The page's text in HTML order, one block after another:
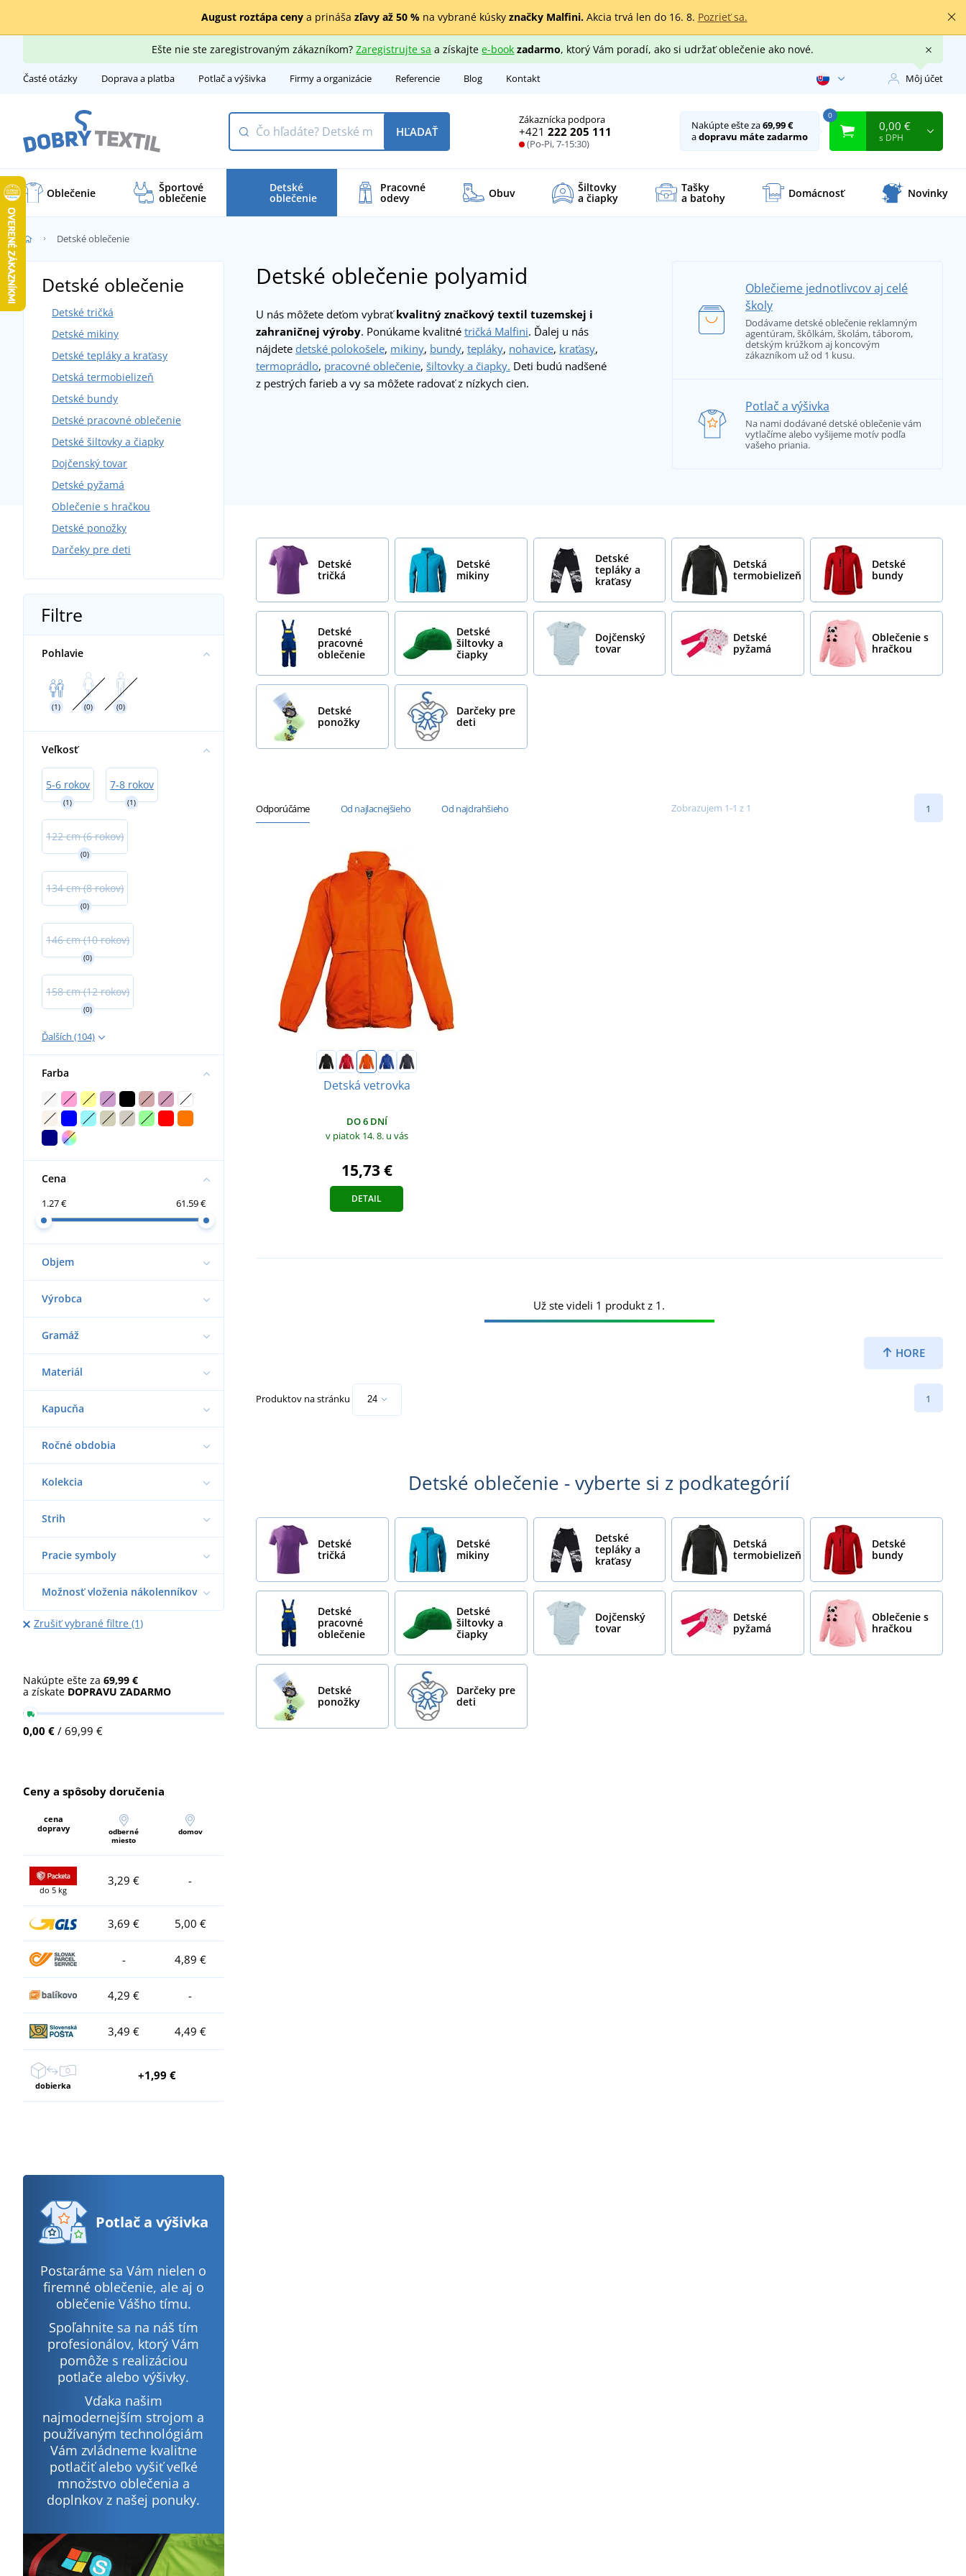
August roztápa cenya prináša zľavy až 50 %na vybrané kúsky značky Malfini.Akcia trvá len do 16. 8. Pozrieť sa.
Ešte nie ste zaregistrovaným zákazníkom?Zaregistrujte sa a získajtee-book zadarmo, ktorý Vám poradí, ako si udržať oblečenie ako nové.
Časté otázky Doprava a platba Potlač a výšivka Firmy a organizácie Referencie Blog Kontakt Môj účet
Zákaznícka podpora
+421 222 205 111
(Po-Pi, 7-15:30)
HĽADAŤ Nakúpte ešte za69,99 €
adopravu máte zadarmo
0
0,00 €
s DPH
Oblečenie Športové
oblečenie
Detské
oblečenie
Pracovné
odevy Obuv Šiltovky
a čiapky
Tašky
a batohy Domácnosť Novinky
Detské oblečenie
Detské oblečenie polyamid
U nás môžete deťom vybraťkvalitný značkový textil tuzemskej i
zahraničnej výroby. Ponúkame kvalitné tričká Malfini. Ďalej u nás
nájdete detské polokošele, mikiny, bundy, tepláky, nohavice, kraťasy,
termoprádlo, pracovné oblečenie, šiltovky a čiapky. Deti budú nadšené
z pestrých farieb a vy sa môžete radovať z nízkych cien.
Oblečieme jednotlivcov aj celé
školy
Dodávame detské oblečenie reklamným
agentúram, škôlkám, školám, táborom,
detským krúžkom aj koncovým
zákazníkom už od 1 kusu.
Potlač a výšivka
Na nami dodávané detské oblečenie vám
vytlačíme alebo vyšijeme motív podľa
vašeho priania.
Detské
tričká
Detské
mikiny
Detské
tepláky a
kraťasy
Detská
termobielizeň
Detské
bundy
Detské
pracovné
oblečenie
Detské
šiltovky a
čiapky
Dojčenský
tovar
Detské
pyžamá
Oblečenie s
hračkou
Detské
ponožky
Darčeky pre
deti
Detské oblečenie
Detské tričká
Detské mikiny
Detské tepláky a kraťasy
Detská termobielizeň
Detské bundy
Detské pracovné oblečenie
Detské šiltovky a čiapky
Dojčenský tovar
Detské pyžamá
Oblečenie s hračkou
Detské ponožky
Darčeky pre deti
Filtre
Pohlavie
(1) (0) (0)
Veľkosť
5-6 rokov
(1)
7-8 rokov
(1)
122 cm (6 rokov)
(0)
134 cm (8 rokov)
(0)
146 cm (10 rokov)
(0)
158 cm (12 rokov)
(0)
Ďalších (104)
Farba
Cena
1.27 € 61.59 €
Objem
Výrobca
Gramáž
Materiál
Kapucňa
Ročné obdobia
Kolekcia
Strih
Pracie symboly
Možnosť vloženia nákolenníkov
Zrušiť vybrané filtre (1)
Nakúpte ešte za 69,99 €
a získate DOPRAVU ZADARMO
0,00 € / 69,99 €
Ceny a spôsoby doručenia
cena
dopravy
odberné
miesto
domov
do 5 kg
3,29 € -
3,69 € 5,00 €
- 4,89 €
4,29 € -
3,49 € 4,49 €
dobierka
+1,99 €
Potlača výšivka
Postaráme sa Vám nielen o
firemné oblečenie, ale aj o
oblečenie Vášho tímu.
Spoľahnite sa na náš tím
profesionálov, ktorý Vám
pomôže s realizáciou
potlače alebo výšivky.
Vďaka našim
najmodernejším strojom a
používaným technológiám
Vám zvládneme kvalitne
potlačiť alebo vyšiť veľké
množstvo oblečenia a
doplnkov z našej ponuky.
Odporúčáme Od najlacnejšieho Od najdrahšieho Zobrazujem 1-1 z 1 1
Detská vetrovka
DO 6 DNÍ
v piatok 14. 8. u vás
15,73 €
DETAIL
HORE
Už ste videli 1 produkt z 1.
Produktov na stránku 1
Detské oblečenie - vyberte si z podkategórií
Detské
tričká
Detské
mikiny
Detské
tepláky a
kraťasy
Detská
termobielizeň
Detské
bundy
Detské
pracovné
oblečenie
Detské
šiltovky a
čiapky
Dojčenský
tovar
Detské
pyžamá
Oblečenie s
hračkou
Detské
ponožky
Darčeky pre
deti